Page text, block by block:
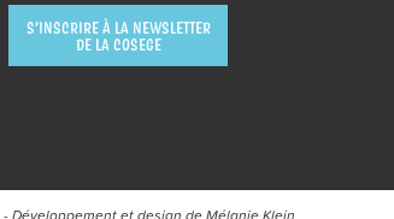
S’INSCRIRE À LA NEWSLETTER
DE LA COSEGE